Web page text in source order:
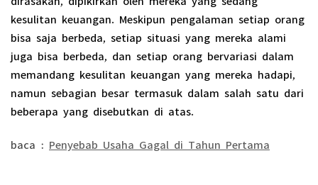
kesulitan keuangan. Meskipun pengalaman setiap orang
bisa saja berbeda, setiap situasi yang mereka alami
juga bisa berbeda, dan setiap orang bervariasi dalam
memandang kesulitan keuangan yang mereka hadapi,
namun sebagian besar termasuk dalam salah satu dari
beberapa yang disebutkan di atas.
baca : Penyebab Usaha Gagal di Tahun Pertama